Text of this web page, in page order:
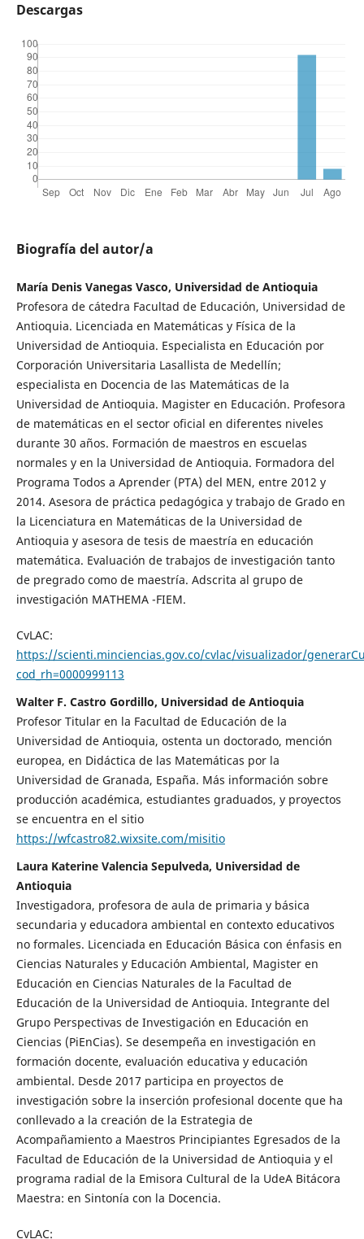
Descargas
Biografía del autor/a
María Denis Vanegas Vasco, Universidad de Antioquia
Profesora de cátedra Facultad de Educación, Universidad de
Antioquia. Licenciada en Matemáticas y Física de la
Universidad de Antioquia. Especialista en Educación por
Corporación Universitaria Lasallista de Medellín;
especialista en Docencia de las Matemáticas de la
Universidad de Antioquia. Magister en Educación. Profesora
de matemáticas en el sector oficial en diferentes niveles
durante 30 años. Formación de maestros en escuelas
normales y en la Universidad de Antioquia. Formadora del
Programa Todos a Aprender (PTA) del MEN, entre 2012 y
2014. Asesora de práctica pedagógica y trabajo de Grado en
la Licenciatura en Matemáticas de la Universidad de
Antioquia y asesora de tesis de maestría en educación
matemática. Evaluación de trabajos de investigación tanto
de pregrado como de maestría. Adscrita al grupo de
investigación MATHEMA -FIEM.
CvLAC:
https://scienti.minciencias.gov.co/cvlac/visualizador/
cod_rh=0000999113
Walter F. Castro Gordillo, Universidad de Antioquia
Profesor Titular en la Facultad de Educación de la
Universidad de Antioquia, ostenta un doctorado, mención
europea, en Didáctica de las Matemáticas por la
Universidad de Granada, España. Más información sobre
producción académica, estudiantes graduados, y proyectos
se encuentra en el sitio
https://wfcastro82.wixsite.com/misitio
Laura Katerine Valencia Sepulveda, Universidad de
Antioquia
Investigadora, profesora de aula de primaria y básica
secundaria y educadora ambiental en contexto educativos
no formales. Licenciada en Educación Básica con énfasis en
Ciencias Naturales y Educación Ambiental, Magister en
Educación en Ciencias Naturales de la Facultad de
Educación de la Universidad de Antioquia. Integrante del
Grupo Perspectivas de Investigación en Educación en
Ciencias (PiEnCias). Se desempeña en investigación en
formación docente, evaluación educativa y educación
ambiental. Desde 2017 participa en proyectos de
investigación sobre la inserción profesional docente que ha
conllevado a la creación de la Estrategia de
Acompañamiento a Maestros Principiantes Egresados de la
Facultad de Educación de la Universidad de Antioquia y el
programa radial de la Emisora Cultural de la UdeA Bitácora
Maestra: en Sintonía con la Docencia.
CvLAC: